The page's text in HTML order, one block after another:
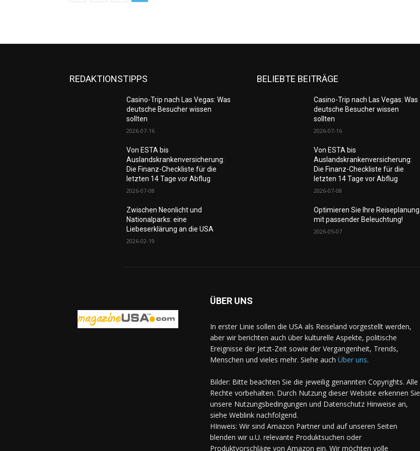
REDAKTIONSTIPPS
Casino-Trip nach Las Vegas: Was
deutsche Besucher wissen
sollten
2026-07-16
Von ESTA bis
Auslandskrankenversicherung:
Die Finanz-Checkliste für die
letzten 14 Tage vor Abflug
2026-07-08
Zwischen Neonlicht und
Nationalparks: eine
Liebeserklärung an die USA
2026-02-19
BELIEBTE BEITRÄGE
Casino-Trip nach Las Vegas: Was
deutsche Besucher wissen
sollten
2026-07-16
Von ESTA bis
Auslandskrankenversicherung:
Die Finanz-Checkliste für die
letzten 14 Tage vor Abflug
2026-07-08
Optimieren Sie Ihre Reiseplanung
mit passender Beleuchtung!
2026-05-07
ÜBER UNS
In erster Linie sollen die USA als Reiseland vorgestellt werden,
aber wir berichten auch über kulturelle Aspekte, politische
Ereignisse der Jetzt-Zeit sowie der Vergangenheit, Trends,
Menschen und vieles mehr. Siehe auch Über uns.
Bilder: Bitte beachten Sie die jeweilig genannten Copyrights. Alle
Rechte vorbehalten. Durch Nutzung dieser Website erkennen Sie
unsere Nutzungsbedingungen und Datenschutz Hinweise an,
siehe Weblink nachfolgend.
HInweis: Wir sind Amazon Partner und auf unseren Seiten
blenden wir u.U. relevante Produktsuchen oder
Produktvorschläge von Amazon ein. Wir möchten volle